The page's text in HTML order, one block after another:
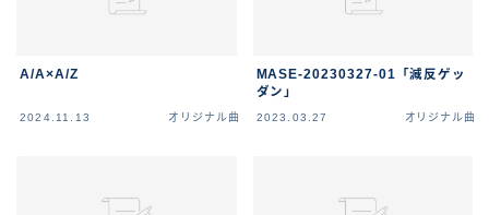
A/A×A/Z
2024.11.13 オリジナル曲
MASE-20230327-01「減反ゲッ
ダン」
2023.03.27 オリジナル曲